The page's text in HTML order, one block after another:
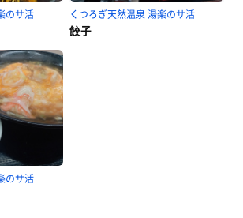
のサ活 くつろぎ天然温泉 湯楽のサ活
餃子
のサ活